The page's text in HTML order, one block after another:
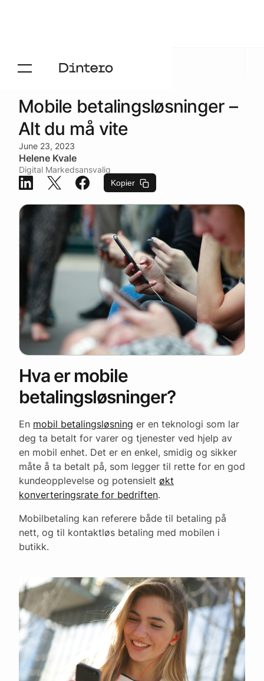
Aktuelt Blogg
Mobile betalingsløsninger –
Alt du må vite
June 23, 2023
Helene Kvale
Digital Markedsansvalig
Kopier
Hva er mobile
betalingsløsninger?
En mobil betalingsløsning er en teknologi som lar
deg ta betalt for varer og tjenester ved hjelp av
en mobil enhet. Det er en enkel, smidig og sikker
måte å ta betalt på, som legger til rette for en god
kundeopplevelse og potensielt økt
konverteringsrate for bedriften.
Mobilbetaling kan referere både til betaling på
nett, og til kontaktløs betaling med mobilen i
butikk.